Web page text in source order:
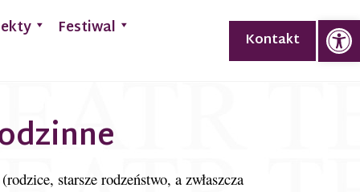
Festiwal
Kontakt
starsze rodzeństwo, a zwłaszcza